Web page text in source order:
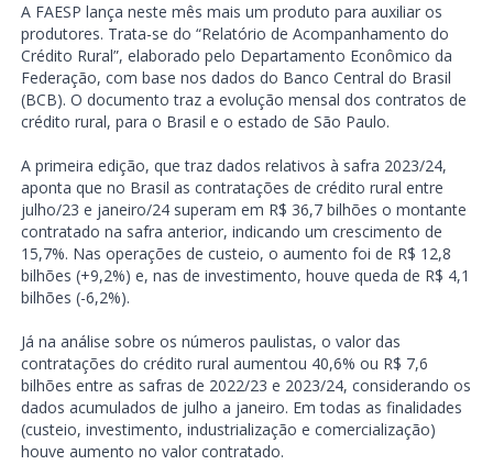
A FAESP lança neste mês mais um produto para auxiliar os
produtores. Trata-se do “Relatório de Acompanhamento do
Crédito Rural”, elaborado pelo Departamento Econômico da
Federação, com base nos dados do Banco Central do Brasil
(BCB). O documento traz a evolução mensal dos contratos de
crédito rural, para o Brasil e o estado de São Paulo.
A primeira edição, que traz dados relativos à safra 2023/24,
aponta que no Brasil as contratações de crédito rural entre
julho/23 e janeiro/24 superam em R$ 36,7 bilhões o montante
contratado na safra anterior, indicando um crescimento de
15,7%. Nas operações de custeio, o aumento foi de R$ 12,8
bilhões (+9,2%) e, nas de investimento, houve queda de R$ 4,1
bilhões (-6,2%).
Já na análise sobre os números paulistas, o valor das
contratações do crédito rural aumentou 40,6% ou R$ 7,6
bilhões entre as safras de 2022/23 e 2023/24, considerando os
dados acumulados de julho a janeiro. Em todas as finalidades
(custeio, investimento, industrialização e comercialização)
houve aumento no valor contratado.